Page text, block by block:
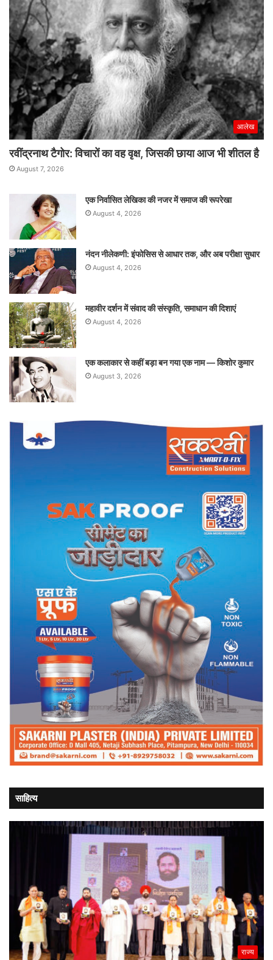
आलेख
रवींद्रनाथ टैगोर: विचारों का वह वृक्ष, जिसकी छाया आज भी शीतल है
August 7, 2026
एक निर्वासित लेखिका की नजर में समाज की रूपरेखा
August 4, 2026
नंदन नीलेकणी: इंफोसिस से आधार तक, और अब परीक्षा सुधार
August 4, 2026
महावीर दर्शन में संवाद की संस्कृति, समाधान की दिशाएं
August 4, 2026
एक कलाकार से कहीं बड़ा बन गया एक नाम — किशोर कुमार
August 3, 2026
साहित्य
राज्य